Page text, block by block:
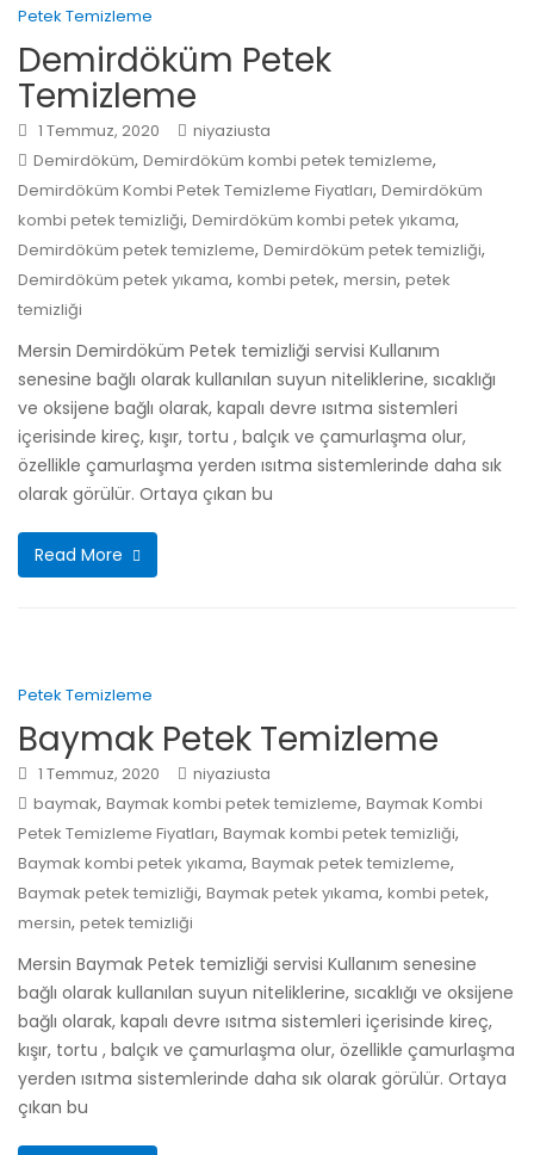
Petek Temizleme
Demirdöküm Petek
Temizleme
1 Temmuz, 2020
niyaziusta
Demirdöküm, Demirdöküm kombi petek temizleme,
Demirdöküm Kombi Petek Temizleme Fiyatları, Demirdöküm
kombi petek temizliği, Demirdöküm kombi petek yıkama,
Demirdöküm petek temizleme, Demirdöküm petek temizliği,
Demirdöküm petek yıkama, kombi petek, mersin, petek
temizliği
Mersin Demirdöküm Petek temizliği servisi Kullanım
senesine bağlı olarak kullanılan suyun niteliklerine, sıcaklığı
ve oksijene bağlı olarak, kapalı devre ısıtma sistemleri
içerisinde kireç, kışır, tortu , balçık ve çamurlaşma olur,
özellikle çamurlaşma yerden ısıtma sistemlerinde daha sık
olarak görülür. Ortaya çıkan bu
Read More
Petek Temizleme
Baymak Petek Temizleme
1 Temmuz, 2020
niyaziusta
baymak, Baymak kombi petek temizleme, Baymak Kombi
Petek Temizleme Fiyatları, Baymak kombi petek temizliği,
Baymak kombi petek yıkama, Baymak petek temizleme,
Baymak petek temizliği, Baymak petek yıkama, kombi petek,
mersin, petek temizliği
Mersin Baymak Petek temizliği servisi Kullanım senesine
bağlı olarak kullanılan suyun niteliklerine, sıcaklığı ve oksijene
bağlı olarak, kapalı devre ısıtma sistemleri içerisinde kireç,
kışır, tortu , balçık ve çamurlaşma olur, özellikle çamurlaşma
yerden ısıtma sistemlerinde daha sık olarak görülür. Ortaya
çıkan bu